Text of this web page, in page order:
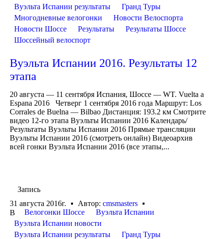
Вуэльта Испании результаты
Гранд Туры
Многодневные велогонки
Новости Велоспорта
Новости Шоссе
Результаты
Результаты Шоссе
Шоссейный велоспорт
Вуэльта Испании 2016. Результаты 12
этапа
20 августа — 11 сентября Испания, Шоссе — WT. Vuelta a
Espana 2016 Четверг 1 сентября 2016 года Маршрут: Los
Corrales de Buelna — Bilbao Дистанция: 193.2 км Смотрите
видео 12-го этапа Вуэльты Испании 2016 Календарь/
Результаты Вуэльты Испании 2016 Прямые трансляции
Вуэльты Испании 2016 (смотреть онлайн) Видеоархив
всей гонки Вуэльта Испании 2016 (все этапы,...
Запись
31 августа 2016г.
Автор: cmsmasters
В
Велогонки Шоссе
Вуэльта Испании
Вуэльта Испании новости
Вуэльта Испании результаты
Гранд Туры